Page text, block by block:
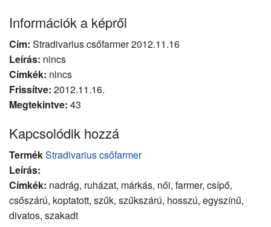
Információk a képről
Cím: Stradivarius csőfarmer 2012.11.16
Leírás: nincs
Címkék: nincs
Frissítve: 2012.11.16.
Megtekintve: 43
Kapcsolódik hozzá
TermékStradivarius csőfarmer
Leírás:
Címkék: nadrág, ruházat, márkás, női, farmer, csípő,
csőszárú, koptatott, szűk, szűkszárú, hosszú, egyszínű,
divatos, szakadt